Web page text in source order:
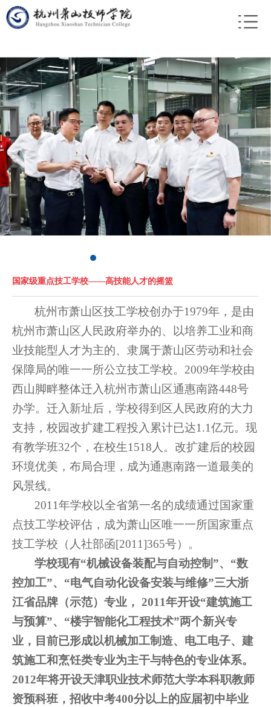
国家级重点技工学校——高技能人才的摇篮
杭州市萧山区技工学校创办于1979年，是由
杭州市萧山区人民政府举办的、以培养工业和商
业技能型人才为主的、隶属于萧山区劳动和社会
保障局的唯一一所公立技工学校。 2009年学校由
西山脚畔整体迁入杭州市萧山区通惠南路448号
办学。迁入新址后，学校得到区人民政府的大力
支持，校园改扩建工程投入累计已达1.1亿元。现
有教学班32个，在校生1518 人。改扩建后的校园
环境优美，布局合理，成为通惠南路一道最美的
风景线。
2011年学校以全省第一名的成绩通过国家重
点技工学校评估，成为萧山区唯一一所国家重点
技工学校（人社部函[2011]365号）。
学校现有“机械设备装配与自动控制”、“数
控加工”、“电气自动化设备安装与维修”三大浙
江省品牌（示范）专业， 2011年开设“建筑施工
与预算”、“楼宇智能化工程技术”两个新兴专
业，目前已形成以机械加工制造、电工电子、建
筑施工和烹饪类专业为主干与特色的专业体系。
2012年将开设天津职业技术师范大学本科职教师
资预科班，招收中考400分以上的应届初中毕业